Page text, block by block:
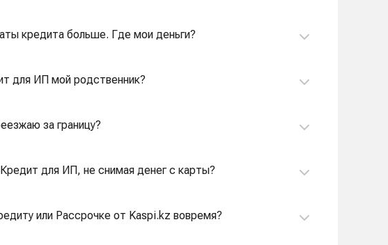
кредита больше. Где мои деньги?
для ИП мой родственник?
за границу?
Кредит для ИП, не снимая денег с карты?
или Рассрочке от Kaspi.kz вовремя?